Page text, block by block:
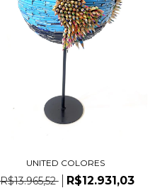
UNITED COLORES
R$13.965,52 R$12.931,03